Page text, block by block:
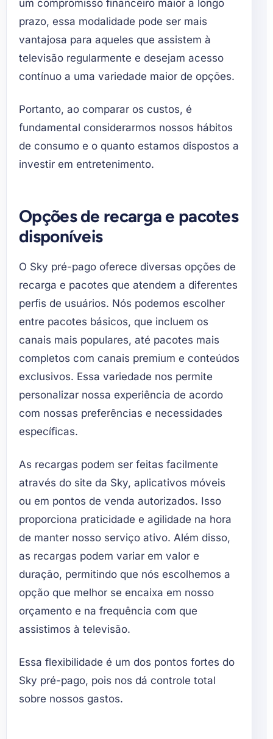
um compromisso financeiro maior a longo
prazo, essa modalidade pode ser mais
vantajosa para aqueles que assistem à
televisão regularmente e desejam acesso
contínuo a uma variedade maior de opções.
Portanto, ao comparar os custos, é
fundamental considerarmos nossos hábitos
de consumo e o quanto estamos dispostos a
investir em entretenimento.
Opções de recarga e pacotes
disponíveis
O Sky pré-pago oferece diversas opções de
recarga e pacotes que atendem a diferentes
perfis de usuários. Nós podemos escolher
entre pacotes básicos, que incluem os
canais mais populares, até pacotes mais
completos com canais premium e conteúdos
exclusivos. Essa variedade nos permite
personalizar nossa experiência de acordo
com nossas preferências e necessidades
específicas.
As recargas podem ser feitas facilmente
através do site da Sky, aplicativos móveis
ou em pontos de venda autorizados. Isso
proporciona praticidade e agilidade na hora
de manter nosso serviço ativo. Além disso,
as recargas podem variar em valor e
duração, permitindo que nós escolhemos a
opção que melhor se encaixa em nosso
orçamento e na frequência com que
assistimos à televisão.
Essa flexibilidade é um dos pontos fortes do
Sky pré-pago, pois nos dá controle total
sobre nossos gastos.